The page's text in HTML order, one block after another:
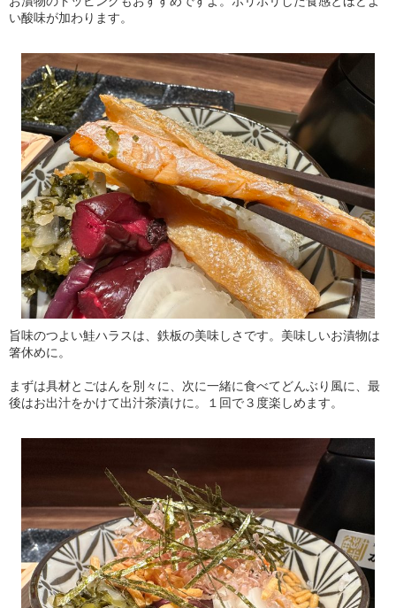
い酸味が加わります。
旨味のつよい鮭ハラスは、鉄板の美味しさです。美味しいお漬物は
箸休めに。
まずは具材とごはんを別々に、次に一緒に食べてどんぶり風に、最
後はお出汁をかけて出汁茶漬けに。１回で３度楽しめます。